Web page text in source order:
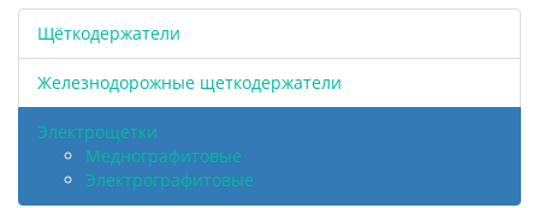
Щёткодержатели
Железнодорожные щеткодержатели
Электрощетки
Меднографитовые
Электрографитовые